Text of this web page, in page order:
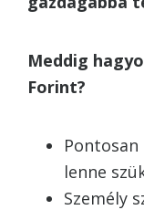
Meddig
Forint?
lenne
Személy